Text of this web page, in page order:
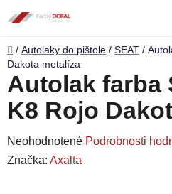
na
obsah
Domov
/ Autolaky do pištole / SEAT /
Dakota metalíza
Autolak farba
K8 Rojo
Priemerné
hodnotenie
Neohodnotené Podrobnosti
Značka: Axalta